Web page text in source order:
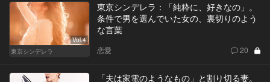
Vol.4
東京シンデレラ
東京シンデレラ：「純粋に、好きなの」。
条件で男を選んでいた女の、裏切りのよう
な言葉
恋愛 20
「夫は家電のようなもの」と割り切る妻。